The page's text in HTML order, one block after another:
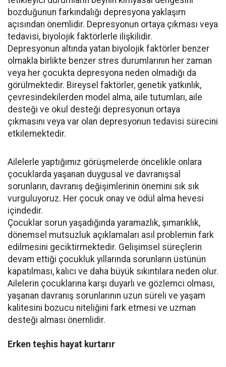
bozduğunun farkındalığı depresyona yaklaşım
açısından önemlidir. Depresyonun ortaya çıkması veya
tedavisi, biyolojik faktörlerle ilişkilidir.
Depresyonun altında yatan biyolojik faktörler benzer
olmakla birlikte benzer stres durumlarının her zaman
veya her çocukta depresyona neden olmadığı da
görülmektedir. Bireysel faktörler, genetik yatkınlık,
çevresindekilerden model alma, aile tutumları, aile
desteği ve okul desteği depresyonun ortaya
çıkmasını veya var olan depresyonun tedavisi sürecini
etkilemektedir.
Ailelerle yaptığımız görüşmelerde öncelikle onlara
çocuklarda yaşanan duygusal ve davranışsal
sorunların, davranış değişimlerinin önemini sık sık
vurguluyoruz. Her çocuk onay ve ödül alma hevesi
içindedir.
Çocuklar sorun yaşadığında yaramazlık, şımarıklık,
dönemsel mutsuzluk açıklamaları asıl problemin fark
edilmesini geciktirmektedir. Gelişimsel süreçlerin
devam ettiği çocukluk yıllarında sorunların üstünün
kapatılması, kalıcı ve daha büyük sıkıntılara neden olur.
Ailelerin çocuklarına karşı duyarlı ve gözlemci olması,
yaşanan davranış sorunlarının uzun süreli ve yaşam
kalitesini bozucu niteliğini fark etmesi ve uzman
desteği alması önemlidir.
Erken teşhis hayat kurtarır